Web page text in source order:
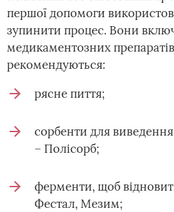
першої допомоги
зупинити процес. Вони
медикаментозних
рекомендуються:
рясне пиття;
сорбенти для
– Полісорб;
ферменти, щоб
Фестал, Мезим;